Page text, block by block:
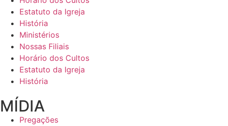
Estatuto da Igreja
História
Ministérios
Nossas Filiais
Horário dos Cultos
Estatuto da Igreja
História
MÍDIA
Pregações